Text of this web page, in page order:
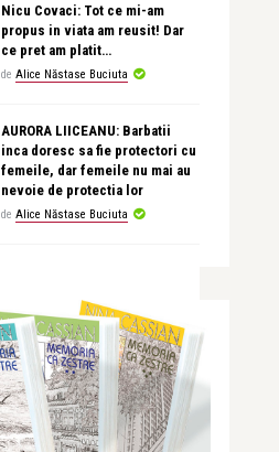
Nicu Covaci: Tot ce mi-am
propus in viata am reusit! Dar
ce pret am platit…
de Alice Năstase Buciuta
AURORA LIICEANU: Barbatii
inca doresc sa fie protectori cu
femeile, dar femeile nu mai au
nevoie de protectia lor
de Alice Năstase Buciuta